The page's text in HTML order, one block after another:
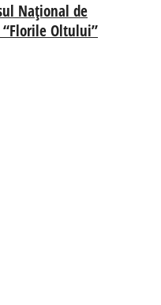
Național de
Oltului”